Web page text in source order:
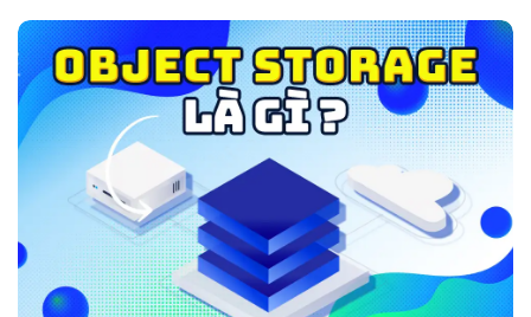
Tuy nhiên,...